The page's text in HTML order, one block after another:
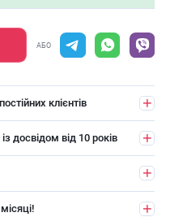
АБО
клієнтів
досвідом від 10 років